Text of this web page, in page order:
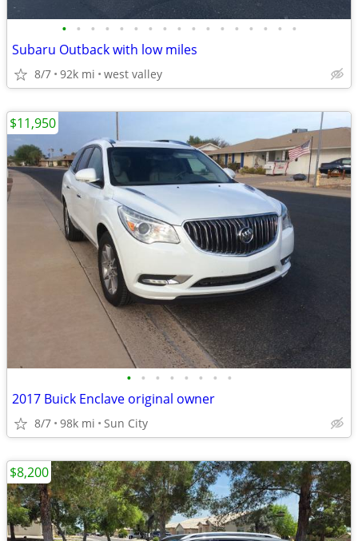
• • • • • • • • • • • • • • • • •
Subaru Outback with low miles
8/7 92k mi west valley
• • • • • • • •
2017 Buick Enclave original owner
8/7 98k mi Sun City
$11,950
$8,200